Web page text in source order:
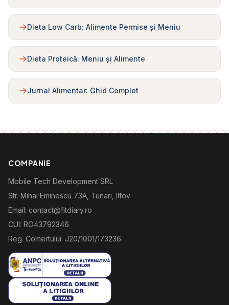
Dieta Low Carb: Alimente Permise și Meniu
Dieta Proteică: Meniu și Alimente
Jurnal Alimentar: Ghid Complet
COMPANIE
Mobile Tech Development SRL
Str. Mihai Eminescu 73A, Tunari, Ilfov
Email: contact@fitdiary.ro
CUI: RO43792346
Reg. Comertului: J20/1001/173236